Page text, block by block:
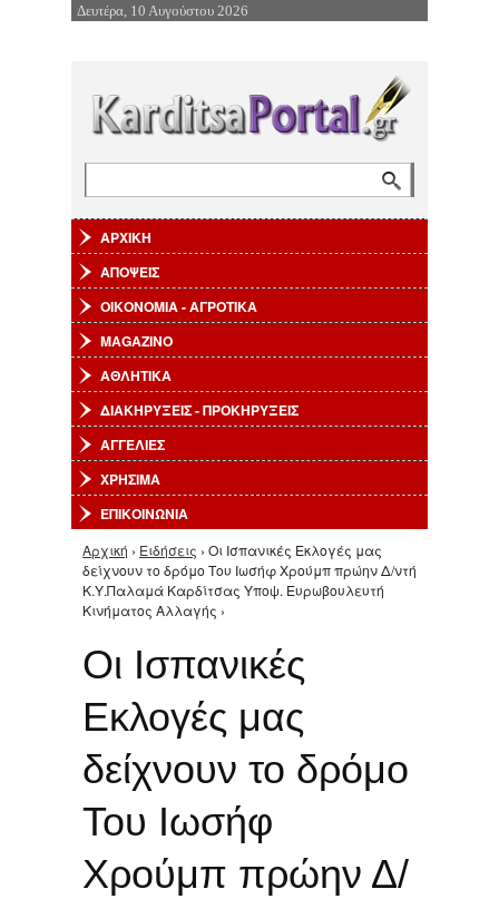
Επιστροφή στην Πλοήγηση
Δευτέρα, 10 Αυγούστου 2026
ΑΡΧΙΚΗ
ΑΠΟΨΕΙΣ
ΟΙΚΟΝΟΜΙΑ - ΑΓΡΟΤΙΚΑ
MAGAZINO
ΑΘΛΗΤΙΚΑ
ΔΙΑΚΗΡΥΞΕΙΣ - ΠΡΟΚΗΡΥΞΕΙΣ
ΑΓΓΕΛΙΕΣ
ΧΡΗΣΙΜΑ
ΕΠΙΚΟΙΝΩΝΙΑ
Είστε εδώ
Αρχική › Ειδήσεις › Οι Ισπανικές Εκλογές μας
δείχνουν το δρόμο Του Ιωσήφ Χρούμπ πρώην Δ/ντή
Κ.Υ.Παλαμά Καρδίτσας Υποψ. Ευρωβουλευτή
Κινήματος Αλλαγής ›
Οι Ισπανικές
Εκλογές μας
δείχνουν το δρόμο
Του Ιωσήφ
Χρούμπ πρώην Δ/